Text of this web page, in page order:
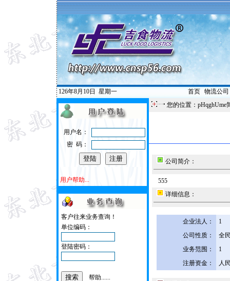
126年8月10日 星期一 首页| 物流公司
用户名：
密 码：
用户帮助...
客户往来业务查询！
单位编码：
登陆密码：
帮助......
您的位置：pHqghUme
公司简介：
555
详细信息：
企业法人：
1
公司性质：
全
业务范围：
1
注册资金：
人